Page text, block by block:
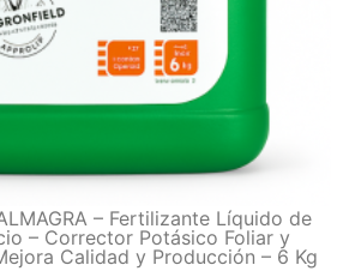
– Fertilizante Líquido de
– Corrector Potásico Foliar y
Calidad y Producción – 6 Kg